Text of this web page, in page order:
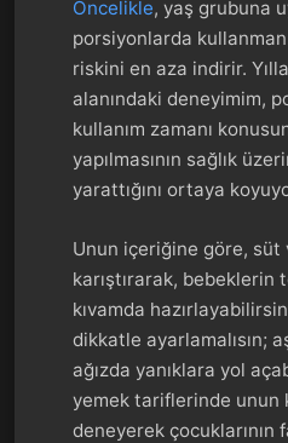
Öncelikle, yaş grubuna
porsiyonlarda
riskini en aza indirir.
alanındaki deneyimim,
kullanım zamanı
yapılmasının sağlık
yarattığını ortaya
Unun içeriğine göre, süt
karıştırarak, bebeklerin
kıvamda
dikkatle ayarlamalısın;
ağızda yanıklara yol
yemek tariflerinde unun
deneyerek çocuklarının